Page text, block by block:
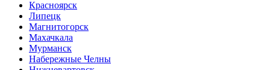
Красноярск
Липецк
Магнитогорск
Махачкала
Мурманск
Набережные Челны